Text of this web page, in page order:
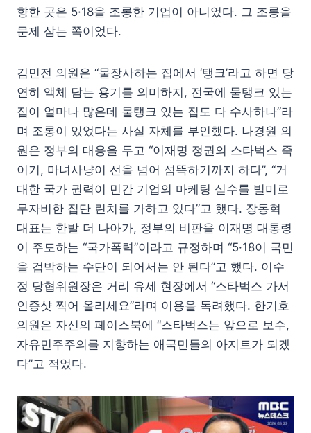
향한 곳은 5·18을 조롱한 기업이 아니었다. 그 조롱을
문제 삼는 쪽이었다.
김민전 의원은 “물장사하는 집에서 ‘탱크’라고 하면 당
연히 액체 담는 용기를 의미하지, 전국에 물탱크 있는
집이 얼마나 많은데 물탱크 있는 집도 다 수사하나”라
며 조롱이 있었다는 사실 자체를 부인했다. 나경원 의
원은 정부의 대응을 두고 “이재명 정권의 스타벅스 죽
이기, 마녀사냥이 선을 넘어 섬뜩하기까지 하다”, “거
대한 국가 권력이 민간 기업의 마케팅 실수를 빌미로
무자비한 집단 린치를 가하고 있다”고 했다. 장동혁
대표는 한발 더 나아가, 정부의 비판을 이재명 대통령
이 주도하는 “국가폭력”이라고 규정하며 “5·18이 국민
을 겁박하는 수단이 되어서는 안 된다”고 했다. 이수
정 당협위원장은 거리 유세 현장에서 “스타벅스 가서
인증샷 찍어 올리세요”라며 이용을 독려했다. 한기호
의원은 자신의 페이스북에 “스타벅스는 앞으로 보수,
자유민주주의를 지향하는 애국민들의 아지트가 되겠
다”고 적었다.